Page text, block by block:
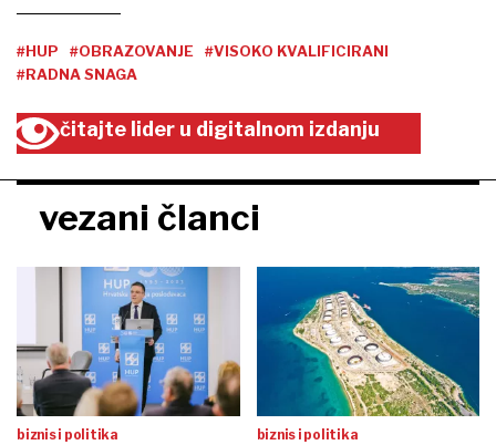
#HUP #OBRAZOVANJE
#VISOKO KVALIFICIRANI
#RADNA SNAGA
čitajte lider u digitalnom izdanju
vezani članci
biznis i politika biznis i politika